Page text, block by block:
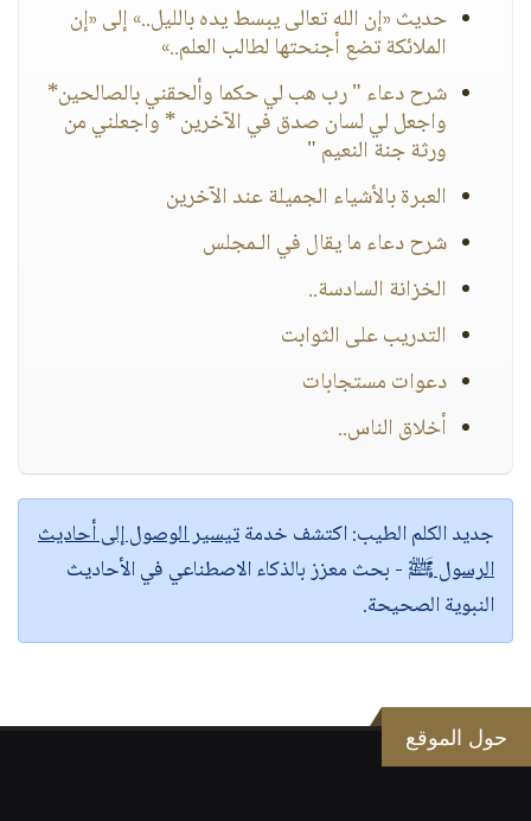
حديث «إن الله تعالى يبسط يده بالليل..» إلى «إن
الملائكة تضع أجنحتها لطالب العلم..»
شرح دعاء " رب هب لي حكما وألحقني بالصالحين*
واجعل لي لسان صدق في الآخرين * واجعلني من
ورثة جنة النعيم "
العبرة بالأشياء الجميلة عند الآخرين
شرح دعاء ما يقال في الـمجلس
الخزانة السادسة..
التدريب على الثوابت
دعوات مستجابات
أخلاق الناس..
جديد الكلم الطيب:اكتشف خدمةتيسير الوصول إلى أحاديث
الرسول ﷺ - بحث معزز بالذكاء الاصطناعي في الأحاديث
النبوية الصحيحة.
حول الموقع